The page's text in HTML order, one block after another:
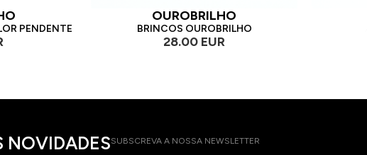
PENDENTE
OUROBRILHO
BRINCOS OUROBRILHO
28.00 EUR
NOVIDADESSUBSCREVA A NOSSA NEWSLETTER